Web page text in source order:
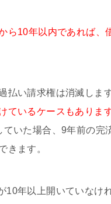
ら10年以内であれば、
払い請求権は消滅します
ているケースもあります
いた場合、9年前の完
きます。
年以上開いていなけれ